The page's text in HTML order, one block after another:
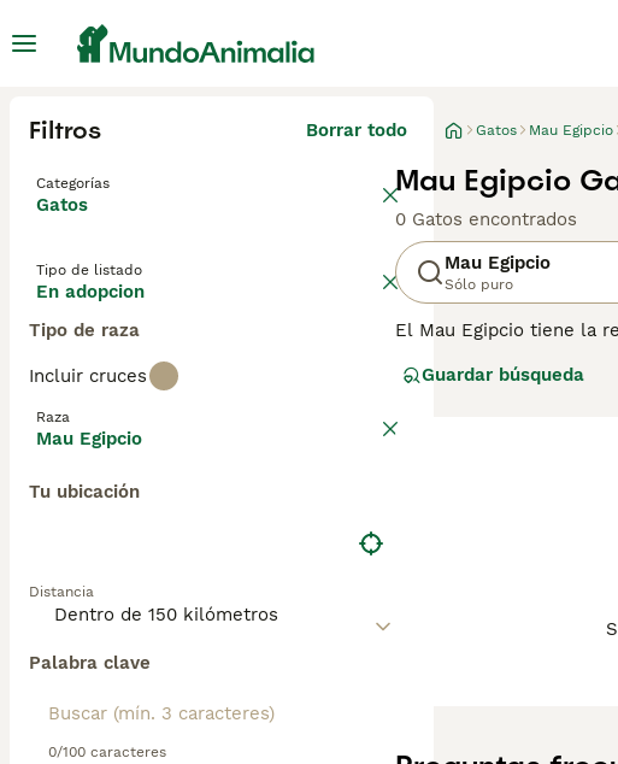
Filtros Borrar todo
Categorías
Gatos
Tipo de listado
En adopcion
Tipo de raza
Incluir cruces
Raza
Mau Egipcio
Tu ubicación
Distancia
Palabra clave
0/100 caracteres
Gatos Mau Egipcio
Mau Egipcio
0 Gatos encontrados
Mau Egipcio
Sólo puro
El Mau Egipcio tiene la
kilómetros por hora. Y
Egipcio se ha convertido
Guardar búsqueda